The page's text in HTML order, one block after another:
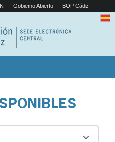
Gobierno Abierto BOP Cádiz